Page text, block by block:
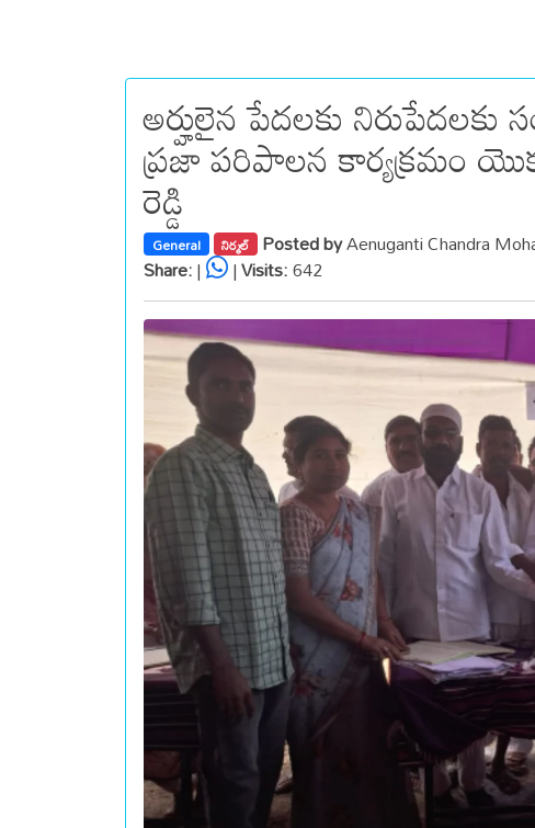
అర్హులైన పేదలకు
ప్రజా పరిపాలన కార్యక్రమం
రెడ్డి
General నిర్మల్ Posted byAenuganti Chandra
Share:| |Visits:642